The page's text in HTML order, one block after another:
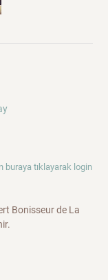
buraya tıklayarak login
Bonisseur de La